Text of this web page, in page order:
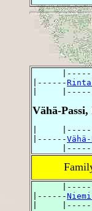
|------
|
Vähä-
|
|------
|------
|